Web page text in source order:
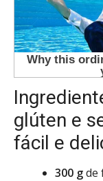
glúten e
fácil e
300 gde